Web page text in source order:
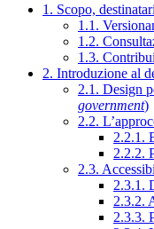
1. Scopo,
1.1.
1.2.
1.3.
2. Introduzione al
2.1. Design
government)
2.2.
2.2.1.
2.2.2.
2.3.
2.3.1.
2.3.2.
2.3.3.